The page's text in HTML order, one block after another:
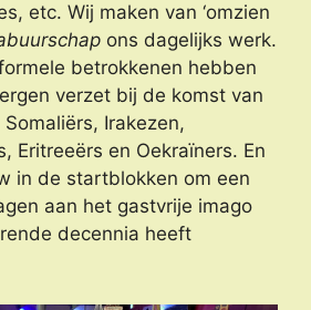
etc. Wij maken van ‘omzien
ons dagelijks werk.
betrokkenen hebben
verzet bij de komst van
Irakezen,
Eritreeërs en Oekraïners. En
in de startblokken om een
aan het gastvrije imago
decennia heeft